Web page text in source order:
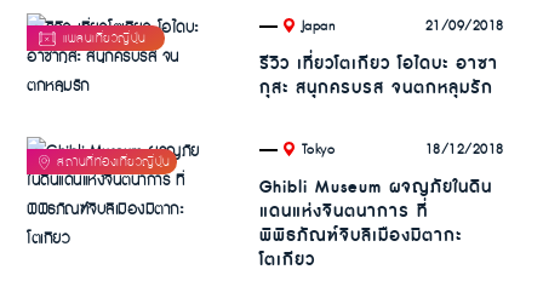
. Japan 21/09/2018
รีวิว เที่ยวโตเกียว โอไดบะ อาซา
กุสะ สนุกครบรส จนตกหลุมรัก
. Tokyo 18/12/2018
Ghibli Museum ผจญภัยในดิน
แดนแห่งจินตนาการ ที่
พิพิธภัณฑ์จิบลิเมืองมิตากะ
โตเกียว